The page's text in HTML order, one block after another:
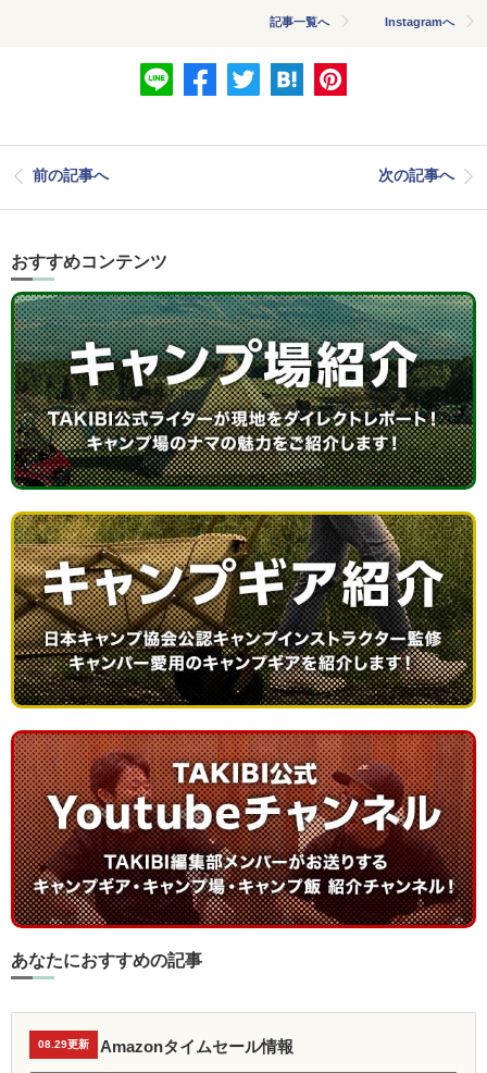
記事一覧へ Instagramへ
前の記事へ 次の記事へ
おすすめコンテンツ
あなたにおすすめの記事
08.29更新 Amazonタイムセール情報